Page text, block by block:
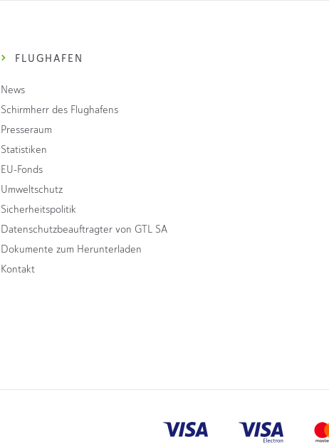
FLUGHAFEN
News
Schirmherr des Flughafens
Presseraum
Statistiken
EU-Fonds
Umweltschutz
Sicherheitspolitik
Datenschutzbeauftragter von GTL SA
Dokumente zum Herunterladen
Kontakt